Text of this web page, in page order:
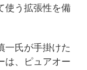
使う拡張性を備
一氏が手掛けた
は、ピュアオー